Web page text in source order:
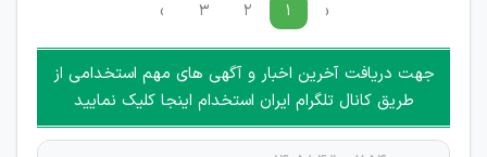
‹ ۱ ۲ ۳ ›
جهت دریافت آخرین اخبار و آگهی های مهم استخدامی از
طریق کانال تلگرام ایران استخدام اینجا کلیک نمایید